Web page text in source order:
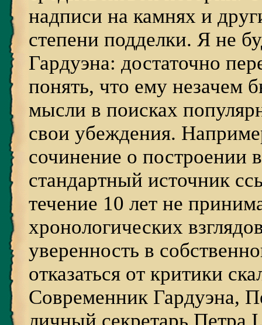
надписи на камнях и
степени подделки. Я не
Гардуэна: достаточно
понять, что ему незачем
мысли в поисках
свои убеждения.
сочинение о построении
стандартный источник
течение 10 лет не
хронологических
уверенность в
отказаться от критики
Современник Гардуэна,